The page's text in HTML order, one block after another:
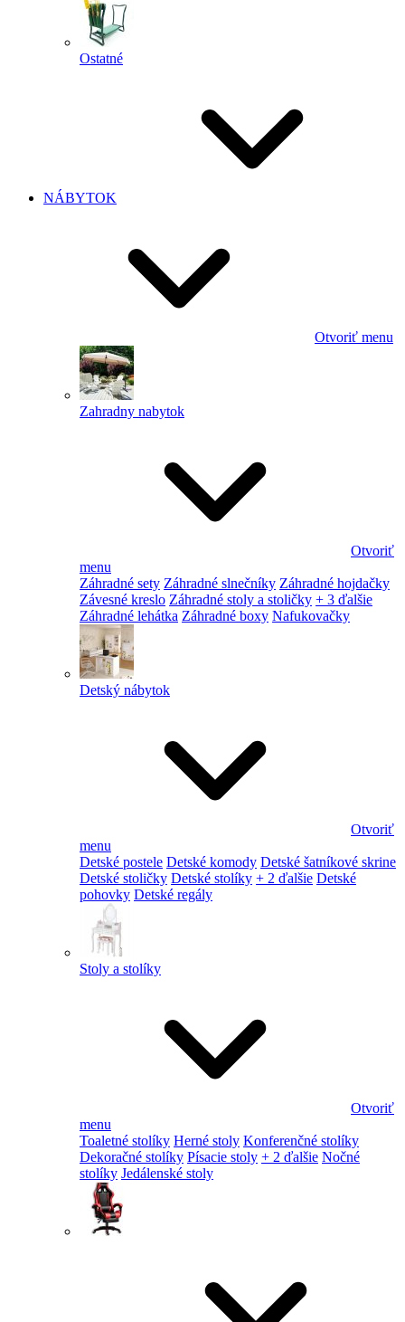
Ostatné
NÁBYTOK
Otvoriť menu
Zahradny nabytok
Otvoriť
menu
Záhradné sety Záhradné slnečníky Záhradné hojdačky
Závesné kreslo Záhradné stoly a stoličky + 3 ďalšie
Záhradné lehátka Záhradné boxy Nafukovačky
Detský nábytok
Otvoriť
menu
Detské postele Detské komody Detské šatníkové skrine
Detské stoličky Detské stolíky + 2 ďalšie Detské
pohovky Detské regály
Stoly a stolíky
Otvoriť
menu
Toaletné stolíky Herné stoly Konferenčné stolíky
Dekoračné stolíky Písacie stoly + 2 ďalšie Nočné
stolíky Jedálenské stoly